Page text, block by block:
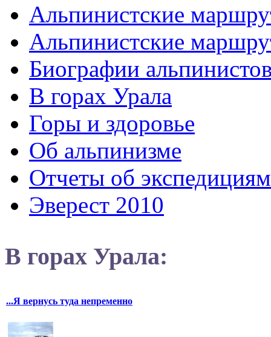
Альпинистские
Альпинистские
Биографии
В горах Урала
Горы и здоровье
Об альпинизме
Отчеты об экспедициям
Эверест 2010
В горах Урала:
...Я вернусь туда непременно